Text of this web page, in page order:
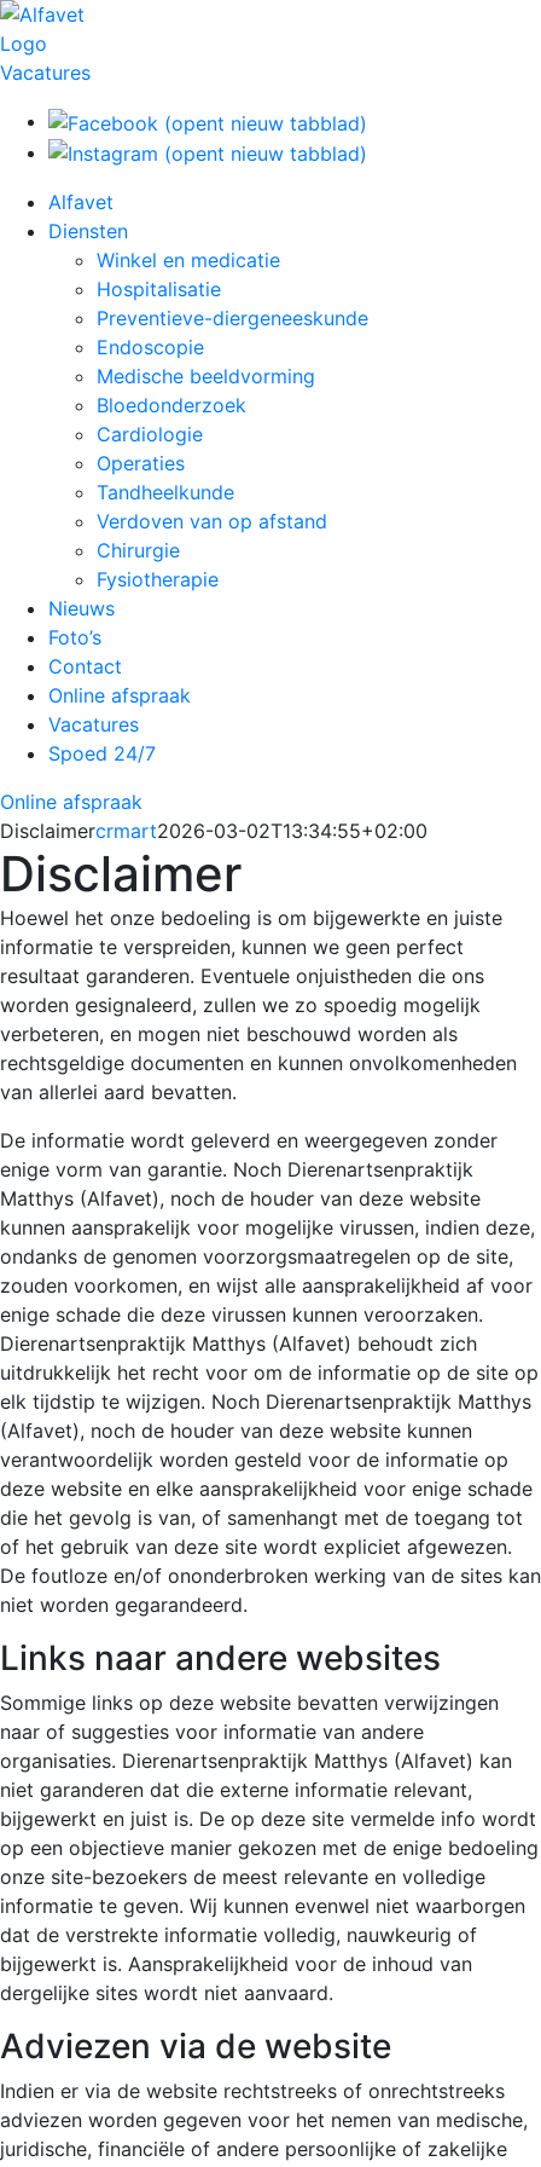
Skip
to
content
Vacatures
Alfavet
Diensten
Winkel en medicatie
Hospitalisatie
Preventieve-diergeneeskunde
Endoscopie
Medische beeldvorming
Bloedonderzoek
Cardiologie
Operaties
Tandheelkunde
Verdoven van op afstand
Chirurgie
Fysiotherapie
Nieuws
Foto’s
Contact
Online afspraak
Vacatures
Spoed 24/7
Online afspraak
Disclaimercrmart2026-03-02T13:34:55+02:00
Disclaimer
Hoewel het onze bedoeling is om bijgewerkte en juiste
informatie te verspreiden, kunnen we geen perfect
resultaat garanderen. Eventuele onjuistheden die ons
worden gesignaleerd, zullen we zo spoedig mogelijk
verbeteren, en mogen niet beschouwd worden als
rechtsgeldige documenten en kunnen onvolkomenheden
van allerlei aard bevatten.
De informatie wordt geleverd en weergegeven zonder
enige vorm van garantie. Noch Dierenartsenpraktijk
Matthys (Alfavet), noch de houder van deze website
kunnen aansprakelijk voor mogelijke virussen, indien deze,
ondanks de genomen voorzorgsmaatregelen op de site,
zouden voorkomen, en wijst alle aansprakelijkheid af voor
enige schade die deze virussen kunnen veroorzaken.
Dierenartsenpraktijk Matthys (Alfavet) behoudt zich
uitdrukkelijk het recht voor om de informatie op de site op
elk tijdstip te wijzigen. Noch Dierenartsenpraktijk Matthys
(Alfavet), noch de houder van deze website kunnen
verantwoordelijk worden gesteld voor de informatie op
deze website en elke aansprakelijkheid voor enige schade
die het gevolg is van, of samenhangt met de toegang tot
of het gebruik van deze site wordt expliciet afgewezen.
De foutloze en/of ononderbroken werking van de sites kan
niet worden gegarandeerd.
Links naar andere websites
Sommige links op deze website bevatten verwijzingen
naar of suggesties voor informatie van andere
organisaties. Dierenartsenpraktijk Matthys (Alfavet) kan
niet garanderen dat die externe informatie relevant,
bijgewerkt en juist is. De op deze site vermelde info wordt
op een objectieve manier gekozen met de enige bedoeling
onze site-bezoekers de meest relevante en volledige
informatie te geven. Wij kunnen evenwel niet waarborgen
dat de verstrekte informatie volledig, nauwkeurig of
bijgewerkt is. Aansprakelijkheid voor de inhoud van
dergelijke sites wordt niet aanvaard.
Adviezen via de website
Indien er via de website rechtstreeks of onrechtstreeks
adviezen worden gegeven voor het nemen van medische,
juridische, financiële of andere persoonlijke of zakelijke